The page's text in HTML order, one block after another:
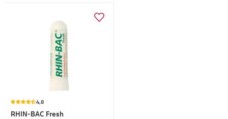
4,8
RHIN-BAC Fresh